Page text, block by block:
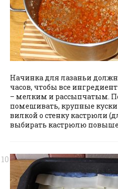
Начинка для лазаньи
часов, чтобы все
– мелким и рассыпчатым.
помешивать, крупные
вилкой о стенку кастрюли
выбирать кастрюлю повыше